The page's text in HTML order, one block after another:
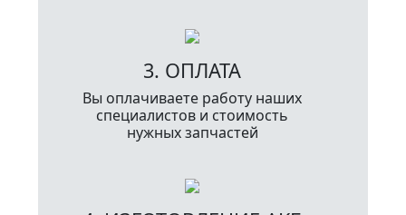
3. ОПЛАТА
Вы оплачиваете работу наших
специалистов и стоимость
нужных запчастей